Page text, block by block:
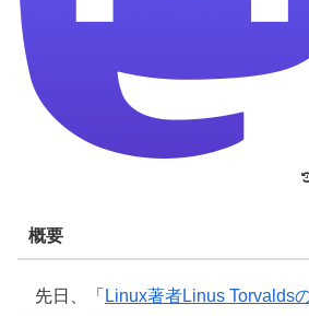
概要
先日、「 Linux著者Linus Torvalds